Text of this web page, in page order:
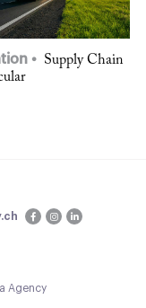
Supply Chain
Agency